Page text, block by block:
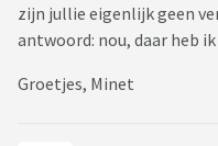
zijn jullie eigenlijk geen
antwoord: nou, daar heb
Groetjes, Minet